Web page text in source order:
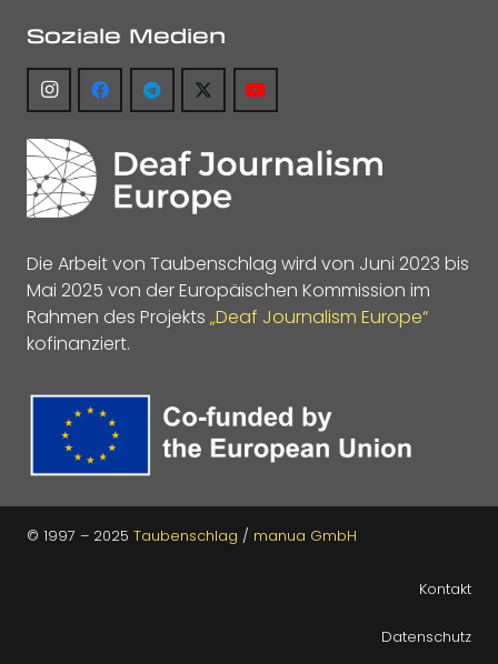
Soziale Medien
Die Arbeit von Taubenschlag wird von Juni 2023 bis
Mai 2025 von der Europäischen Kommission im
Rahmen des Projekts „Deaf Journalism Europe“
kofinanziert.
© 1997 – 2025 Taubenschlag / manua GmbH
Kontakt
Datenschutz